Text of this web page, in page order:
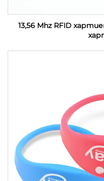
13,56 Mhz RFID